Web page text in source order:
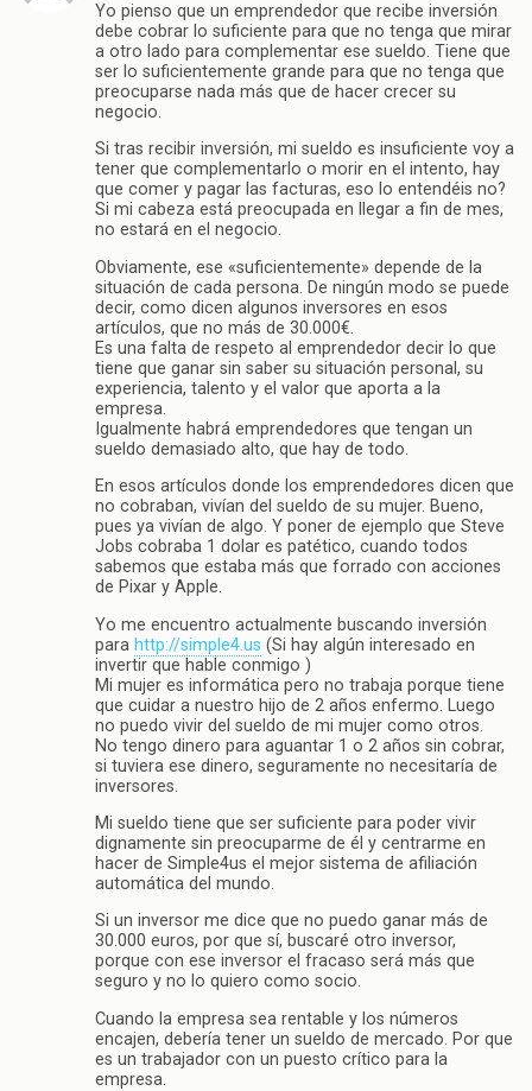
Yo pienso que un emprendedor que recibe inversión
debe cobrar lo suficiente para que no tenga que mirar
a otro lado para complementar ese sueldo. Tiene que
ser lo suficientemente grande para que no tenga que
preocuparse nada más que de hacer crecer su
negocio.
Si tras recibir inversión, mi sueldo es insuficiente voy a
tener que complementarlo o morir en el intento, hay
que comer y pagar las facturas, eso lo entendéis no?
Si mi cabeza está preocupada en llegar a fin de mes,
no estará en el negocio.
Obviamente, ese «suficientemente» depende de la
situación de cada persona. De ningún modo se puede
decir, como dicen algunos inversores en esos
artículos, que no más de 30.000€.
Es una falta de respeto al emprendedor decir lo que
tiene que ganar sin saber su situación personal, su
experiencia, talento y el valor que aporta a la
empresa.
Igualmente habrá emprendedores que tengan un
sueldo demasiado alto, que hay de todo.
En esos artículos donde los emprendedores dicen que
no cobraban, vivían del sueldo de su mujer. Bueno,
pues ya vivían de algo. Y poner de ejemplo que Steve
Jobs cobraba 1 dolar es patético, cuando todos
sabemos que estaba más que forrado con acciones
de Pixar y Apple.
Yo me encuentro actualmente buscando inversión
para http://simple4.us (Si hay algún interesado en
invertir que hable conmigo )
Mi mujer es informática pero no trabaja porque tiene
que cuidar a nuestro hijo de 2 años enfermo. Luego
no puedo vivir del sueldo de mi mujer como otros.
No tengo dinero para aguantar 1 o 2 años sin cobrar,
si tuviera ese dinero, seguramente no necesitaría de
inversores.
Mi sueldo tiene que ser suficiente para poder vivir
dignamente sin preocuparme de él y centrarme en
hacer de Simple4us el mejor sistema de afiliación
automática del mundo.
Si un inversor me dice que no puedo ganar más de
30.000 euros, por que sí, buscaré otro inversor,
porque con ese inversor el fracaso será más que
seguro y no lo quiero como socio.
Cuando la empresa sea rentable y los números
encajen, debería tener un sueldo de mercado. Por que
es un trabajador con un puesto crítico para la
empresa.